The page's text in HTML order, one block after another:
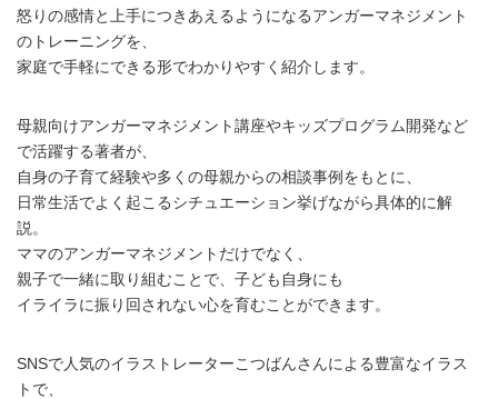
怒りの感情と上手につきあえるようになるアンガーマネジメント
のトレーニングを、
家庭で手軽にできる形でわかりやすく紹介します。
母親向けアンガーマネジメント講座やキッズプログラム開発など
で活躍する著者が、
自身の子育て経験や多くの母親からの相談事例をもとに、
日常生活でよく起こるシチュエーション挙げながら具体的に解
説。
ママのアンガーマネジメントだけでなく、
親子で一緒に取り組むことで、子ども自身にも
イライラに振り回されない心を育むことができます。
SNSで人気のイラストレーターこつばんさんによる豊富なイラス
トで、